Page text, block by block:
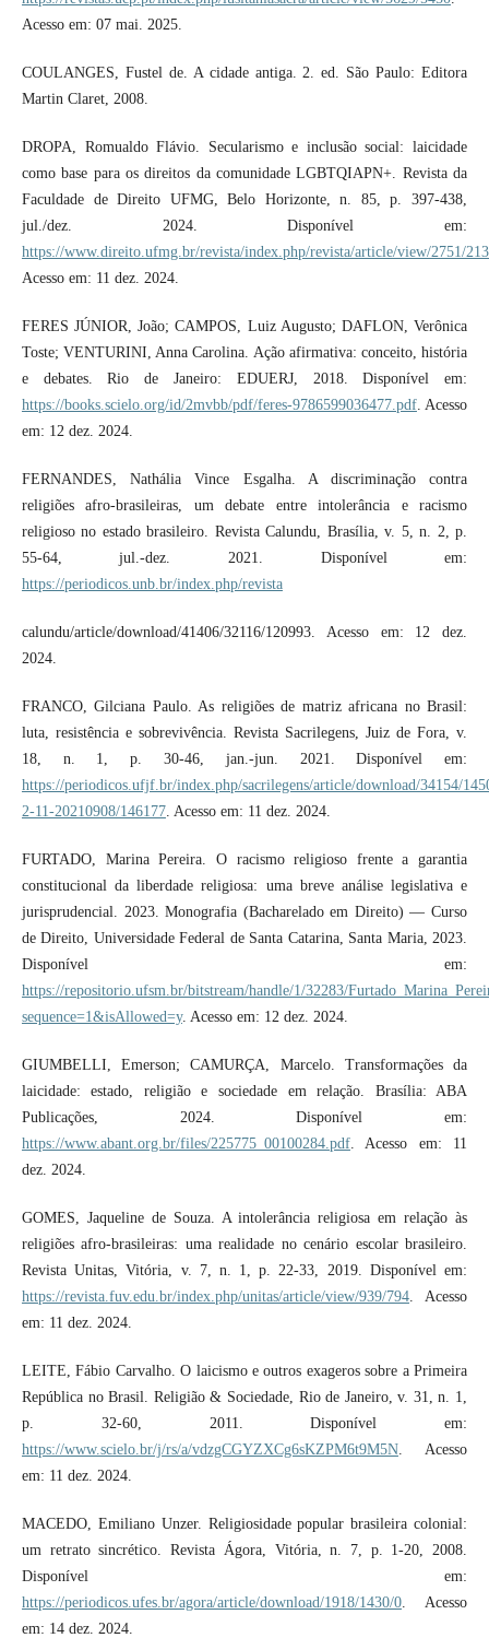
Acesso em: 07 mai. 2025.
COULANGES, Fustel de. A cidade antiga. 2. ed. São Paulo: Editora
Martin Claret, 2008.
DROPA, Romualdo Flávio. Secularismo e inclusão social: laicidade
como base para os direitos da comunidade LGBTQIAPN+. Revista da
Faculdade de Direito UFMG, Belo Horizonte, n. 85, p. 397-438,
jul./dez. 2024. Disponível em:
https://www.direito.ufmg.br/revista/index.php/revista/article/view/2751/
Acesso em: 11 dez. 2024.
FERES JÚNIOR, João; CAMPOS, Luiz Augusto; DAFLON, Verônica
Toste; VENTURINI, Anna Carolina. Ação afirmativa: conceito, história
e debates. Rio de Janeiro: EDUERJ, 2018. Disponível em:
https://books.scielo.org/id/2mvbb/pdf/feres-9786599036477.pdf. Acesso
em: 12 dez. 2024.
FERNANDES, Nathália Vince Esgalha. A discriminação contra
religiões afro-brasileiras, um debate entre intolerância e racismo
religioso no estado brasileiro. Revista Calundu, Brasília, v. 5, n. 2, p.
55-64, jul.-dez. 2021. Disponível em:
https://periodicos.unb.br/index.php/revista
calundu/article/download/41406/32116/120993. Acesso em: 12 dez.
2024.
FRANCO, Gilciana Paulo. As religiões de matriz africana no Brasil:
luta, resistência e sobrevivência. Revista Sacrilegens, Juiz de Fora, v.
18, n. 1, p. 30-46, jan.-jun. 2021. Disponível em:
https://periodicos.ufjf.br/index.php/sacrilegens/article/download/34154/
2-11-20210908/146177. Acesso em: 11 dez. 2024.
FURTADO, Marina Pereira. O racismo religioso frente a garantia
constitucional da liberdade religiosa: uma breve análise legislativa e
jurisprudencial. 2023. Monografia (Bacharelado em Direito) — Curso
de Direito, Universidade Federal de Santa Catarina, Santa Maria, 2023.
Disponível em:
https://repositorio.ufsm.br/bitstream/handle/1/32283/
sequence=1&isAllowed=y. Acesso em: 12 dez. 2024.
GIUMBELLI, Emerson; CAMURÇA, Marcelo. Transformações da
laicidade: estado, religião e sociedade em relação. Brasília: ABA
Publicações, 2024. Disponível em:
https://www.abant.org.br/files/225775_00100284.pdf. Acesso em: 11
dez. 2024.
GOMES, Jaqueline de Souza. A intolerância religiosa em relação às
religiões afro-brasileiras: uma realidade no cenário escolar brasileiro.
Revista Unitas, Vitória, v. 7, n. 1, p. 22-33, 2019. Disponível em:
https://revista.fuv.edu.br/index.php/unitas/article/view/939/794. Acesso
em: 11 dez. 2024.
LEITE, Fábio Carvalho. O laicismo e outros exageros sobre a Primeira
República no Brasil. Religião & Sociedade, Rio de Janeiro, v. 31, n. 1,
p. 32-60, 2011. Disponível em:
https://www.scielo.br/j/rs/a/vdzgCGYZXCg6sKZPM6t9M5N. Acesso
em: 11 dez. 2024.
MACEDO, Emiliano Unzer. Religiosidade popular brasileira colonial:
um retrato sincrético. Revista Ágora, Vitória, n. 7, p. 1-20, 2008.
Disponível em:
https://periodicos.ufes.br/agora/article/download/1918/1430/0. Acesso
em: 14 dez. 2024.